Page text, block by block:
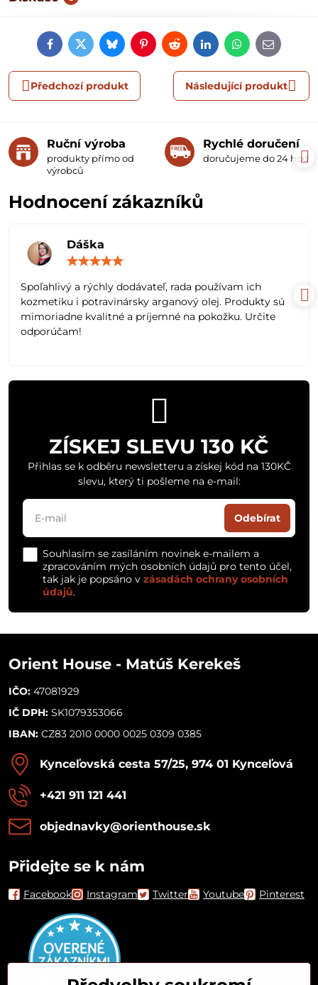
FacebookTwitterBlueskyPinterestRedditLinkedInWhatsApp
E-
mail
Předchozí produkt Následující produkt
Ruční výroba
produkty přímo od
výrobců
Rychlé doručení
doručujeme do 24 hodin
Hodnocení zákazníků
Dáška
5
Spoľahlivý a rýchly dodávateľ, rada používam ich
kozmetiku i potravinársky arganový olej. Produkty sú
mimoriadne kvalitné a príjemné na pokožku. Určite
odporúčam!
ZÍSKEJ SLEVU 130 KČ
Přihlas se k odběru newsletteru a získej kód na 130KČ
slevu, který ti pošleme na e-mail:
Odebírat
Souhlasím se zasíláním novinek e-mailem a
zpracováním mých osobních údajů pro tento účel,
tak jak je popsáno v zásadách ochrany osobních
údajů.
Orient House - Matúš Kerekeš
IČO: 47081929
IČ DPH: SK1079353066
IBAN: CZ83 2010 0000 0025 0309 0385
Kynceľovská cesta 57/25, 974 01 Kynceľová
+421 911 121 441
objednavky​@orienthouse​.sk
Přidejte se k nám
Facebook Instagram Twitter Youtube Pinterest